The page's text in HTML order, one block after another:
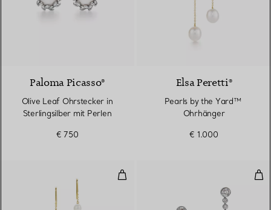
Paloma Picasso®
Olive Leaf Ohrstecker in
Sterlingsilber mit Perlen
€ 750
Elsa Peretti®
Pearls by the Yard™ ​​
Ohrhänger
€ 1.000
Pearls by the Yard™ ​​Ohrhänger